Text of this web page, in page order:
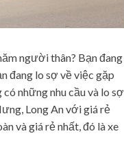
người thân? Bạn đang
đang lo sợ về việc gặp
những nhu cầu và lo sợ
Long An với giá rẻ
và giá rẻ nhất, đó là xe